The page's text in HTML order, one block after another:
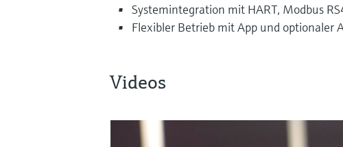
Systemintegration mit HART, Modbus
Flexibler Betrieb mit App und optionaler
Videos